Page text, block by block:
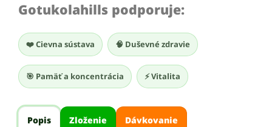
Gotukolahills podporuje:
❤️ Cievna sústava 🧠 Duševné zdravie
🎯 Pamäť a koncentrácia ⚡ Vitalita
Popis Zloženie Dávkovanie